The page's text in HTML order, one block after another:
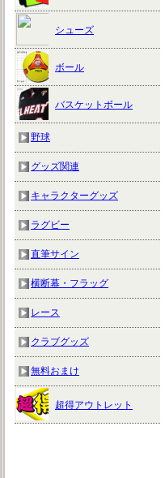
シューズ
ボール
バスケットボール
野球
グッズ関連
キャラクターグッズ
ラグビー
直筆サイン
横断幕・フラッグ
レース
クラブグッズ
無料おまけ
超得アウトレット